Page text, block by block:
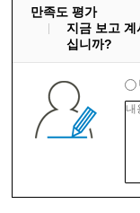
만족도 평가
지금 보고
십니까?